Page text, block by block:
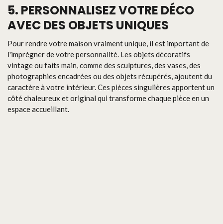
5. PERSONNALISEZ VOTRE DÉCO
AVEC DES OBJETS UNIQUES
Pour rendre votre maison vraiment unique, il est important de
l'imprégner de votre personnalité. Les objets décoratifs
vintage ou faits main, comme des sculptures, des vases, des
photographies encadrées ou des objets récupérés, ajoutent du
caractère à votre intérieur. Ces pièces singulières apportent un
côté chaleureux et original qui transforme chaque pièce en un
espace accueillant.